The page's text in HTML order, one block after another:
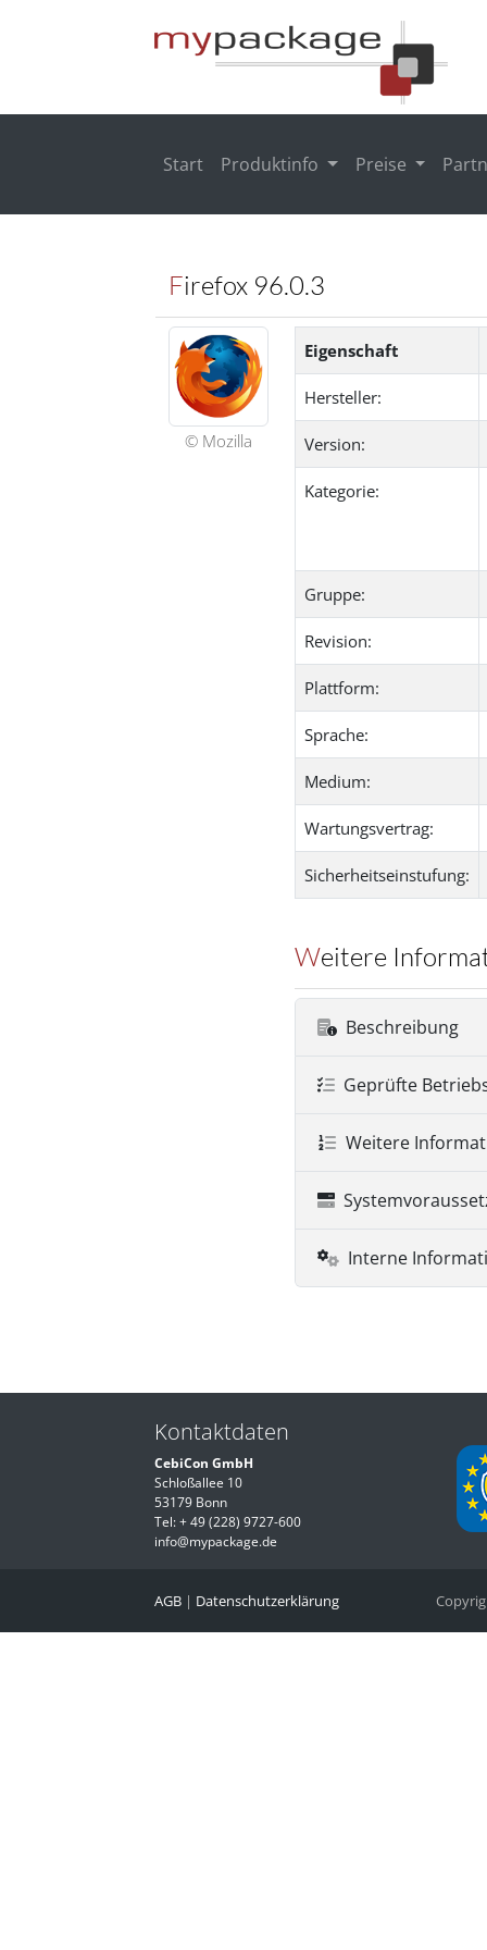
Start Produktinfo Preise
Firefox 96.0.3
© Mozilla
Eigenschaft
Hersteller:
Version:
Kategorie:
Gruppe:
Revision:
Plattform:
Sprache:
Medium:
Wartungsvertrag:
Sicherheitseinstufung:
Weitere
Beschreibung
Geprüfte
Weitere
Interne
Kontaktdaten
CebiCon GmbH
Schloßallee 10
53179 Bonn
Tel:+ 49 (228) 9727-600
info@mypackage.de
AGB | Datenschutzerklärung